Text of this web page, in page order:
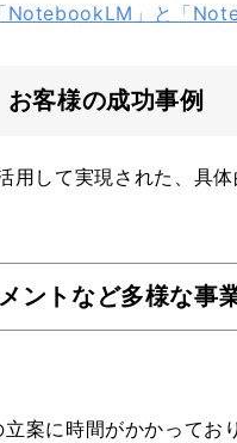
NotebookLM」と「
客様の成功事例
用して実現された、具
ントなど多様な事
案に時間がかかってお